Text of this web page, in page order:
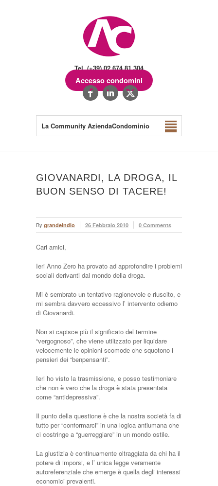
Tel. (+39) 02.674.81.304
Accesso condomini
La Community AziendaCondominio
GIOVANARDI, LA DROGA, IL
BUON SENSO DI TACERE!
By grandeindio 26 Febbraio 2010 0 Comments
Cari amici,
Ieri Anno Zero ha provato ad approfondire i problemi
sociali derivanti dal mondo della droga.
Mi è sembrato un tentativo ragionevole e riuscito, e
mi sembra davvero eccessivo l’ intervento odierno
di Giovanardi.
Non si capisce più il significato del termine
“vergognoso”, che viene utilizzato per liquidare
velocemente le opinioni scomode che squotono i
pensieri dei “benpensanti”.
Ieri ho visto la trasmissione, e posso testimoniare
che non è vero che la droga è stata presentata
come “antidepressiva”.
Il punto della questione è che la nostra società fa di
tutto per “conformarci” in una logica antiumana che
ci costringe a “guerreggiare” in un mondo ostile.
La giustizia è continuamente oltraggiata da chi ha il
potere di imporsi, e l’ unica legge veramente
autoreferenziale che emerge è quella degli interessi
economici prevalenti.